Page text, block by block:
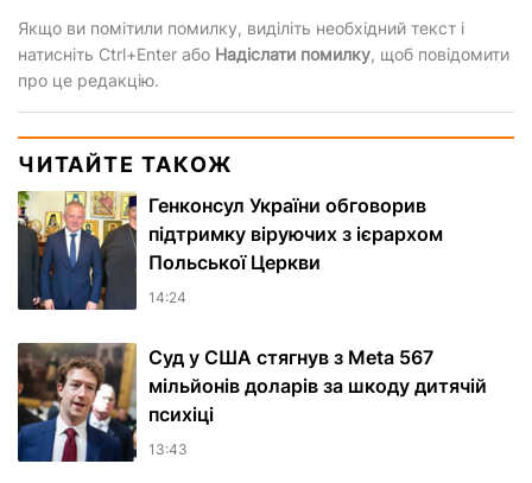
Якщо ви помітили помилку, виділіть необхідний текст і
натисніть Ctrl+Enter або Надіслати помилку, щоб повідомити
про це редакцію.
ЧИТАЙТЕ ТАКОЖ
Генконсул України обговорив
підтримку віруючих з ієрархом
Польської Церкви
14:24
Суд у США стягнув з Meta 567
мільйонів доларів за шкоду дитячій
психіці
13:43